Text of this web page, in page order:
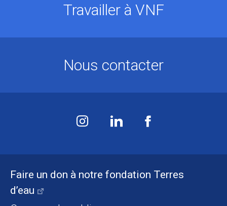
Faire un don à notre fondation Terres
d’eau
Travailler à VNF
Nous contacter